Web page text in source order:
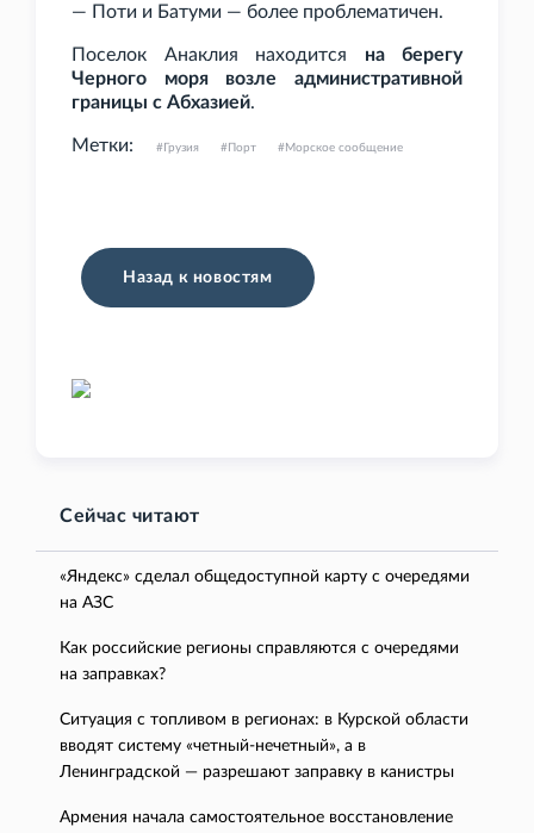
— Поти и Батуми — более проблематичен.
Поселок Анаклия находится на берегу
Черного моря возле административной
границы с Абхазией.
Метки: Грузия Порт Морское сообщение
Назад к новостям
Сейчас читают
«Яндекс» сделал общедоступной карту с очередями
на АЗС
Как российские регионы справляются с очередями
на заправках?
Ситуация с топливом в регионах: в Курской области
вводят систему «четный-нечетный», а в
Ленинградской — разрешают заправку в канистры
Армения начала самостоятельное восстановление